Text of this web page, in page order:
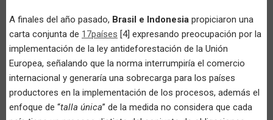
A finales del año pasado, Brasil e Indonesia propiciaron una
carta conjunta de 17países [4] expresando preocupación por la
implementación de la ley antideforestación de la Unión
Europea, señalando que la norma interrumpiría el comercio
internacional y generaría una sobrecarga para los países
productores en la implementación de los procesos, además el
enfoque de “talla única” de la medida no considera que cada